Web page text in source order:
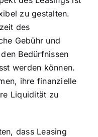
zu gestalten.
des
Gebühr und
Bedürfnissen
werden können.
ihre finanzielle
Liquidität zu
dass Leasing